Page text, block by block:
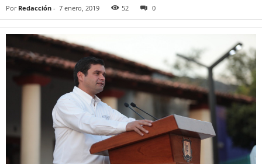
Por Redacción - 7 enero, 2019 52 0